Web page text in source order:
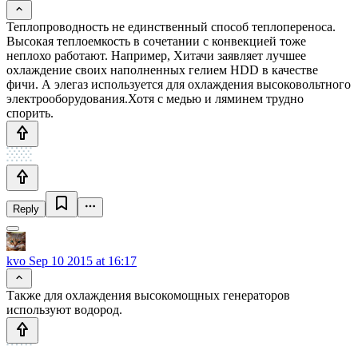
Теплопроводность не единственный способ теплопереноса.
Высокая теплоемкость в сочетании с конвекцией тоже
неплохо работают. Например, Хитачи заявляет лучшее
охлаждение своих наполненных гелием HDD в качестве
фичи. А элегаз используется для охлаждения высоковольтного
электрооборудования.Хотя с медью и ляминем трудно
спорить.
Reply
kvo Sep 10 2015 at 16:17
Также для охлаждения высокомощных генераторов
используют водород.